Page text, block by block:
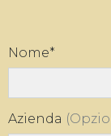
Nome*
Azienda